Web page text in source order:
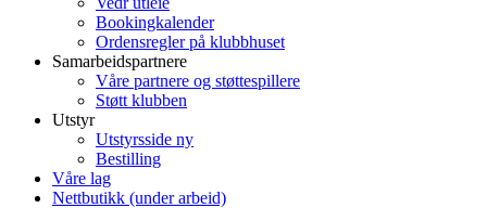
Bookingkalender
Ordensregler på klubbhuset
Samarbeidspartnere
Våre partnere og støttespillere
Støtt klubben
Utstyr
Utstyrsside ny
Bestilling
Våre lag
Nettbutikk (under arbeid)